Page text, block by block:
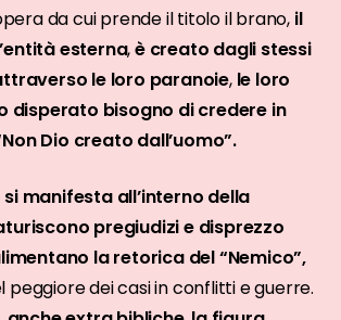
da cui prende il titolo il brano, il
esterna,è creato dagli stessi
le loro paranoie, le loro
disperato bisogno di credere in
Dio creato dall’uomo”.
si manifesta all’interno della
pregiudizi e disprezzo
la retorica del “Nemico”,
peggiore dei casi in conflitti e guerre.